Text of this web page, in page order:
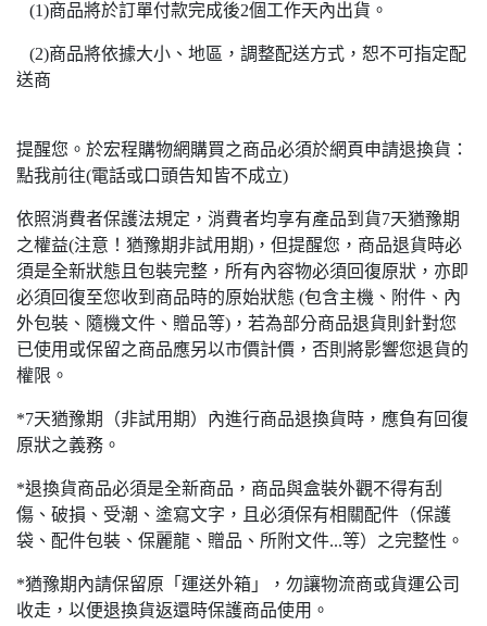
(1)商品將於訂單付款完成後2個工作天內出貨。
(2)商品將依據大小、地區，調整配送方式，恕不可指定配
送商
提醒您。於宏程購物網購買之商品必須於網頁申請退換貨：
點我前往(電話或口頭告知皆不成立)
依照消費者保護法規定，消費者均享有產品到貨7天猶豫期
之權益(注意！猶豫期非試用期)，但提醒您，商品退貨時必
須是全新狀態且包裝完整，所有內容物必須回復原狀，亦即
必須回復至您收到商品時的原始狀態 (包含主機、附件、內
外包裝、隨機文件、贈品等)，若為部分商品退貨則針對您
已使用或保留之商品應另以市價計價，否則將影響您退貨的
權限。
*7天猶豫期（非試用期）內進行商品退換貨時，應負有回復
原狀之義務。
*退換貨商品必須是全新商品，商品與盒裝外觀不得有刮
傷、破損、受潮、塗寫文字，且必須保有相關配件（保護
袋、配件包裝、保麗龍、贈品、所附文件...等）之完整性。
*猶豫期內請保留原「運送外箱」，勿讓物流商或貨運公司
收走，以便退換貨返還時保護商品使用。